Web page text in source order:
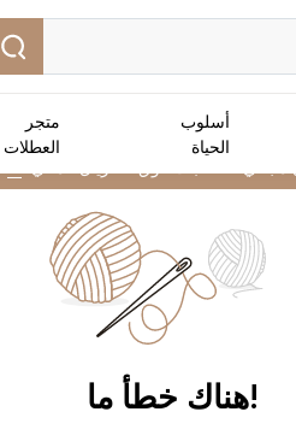
أسلوب
الحياة
متجر
العطلات
!هناك خطأ ما